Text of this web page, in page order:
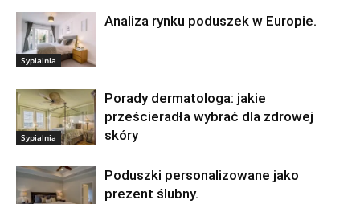
Sypialnia
Analiza rynku poduszek w Europie.
Sypialnia
Porady dermatologa: jakie
prześcieradła wybrać dla zdrowej
skóry
Poduszki personalizowane jako
prezent ślubny.